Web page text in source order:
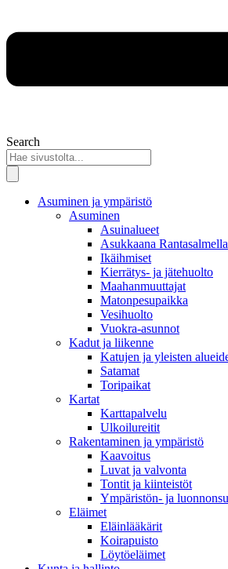
Search
Asuminen ja ympäristö
Asuminen
Asuinalueet
Asukkaana Rantasalmella
Ikäihmiset
Kierrätys- ja jätehuolto
Maahanmuuttajat
Matonpesupaikka
Vesihuolto
Vuokra-asunnot
Kadut ja liikenne
Katujen ja yleisten
Satamat
Toripaikat
Kartat
Karttapalvelu
Ulkoilureitit
Rakentaminen ja ympäristö
Kaavoitus
Luvat ja valvonta
Tontit ja kiinteistöt
Ympäristön- ja
Eläimet
Eläinlääkärit
Koirapuisto
Löytöeläimet